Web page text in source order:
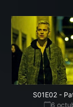
S01E02-
6